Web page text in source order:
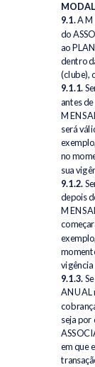
9.1.A
do
ao
dentro
(clube),
9.1.1.
antes
será
no
sua
9.1.2.
depois
9.1.3.
ANUAL
seja por
em que